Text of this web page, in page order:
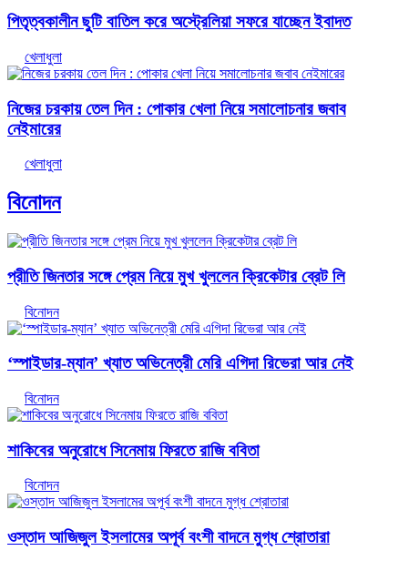
পিতৃত্বকালীন ছুটি বাতিল করে অস্ট্রেলিয়া সফরে যাচ্ছেন ইবাদত
খেলাধুলা
নিজের চরকায় তেল দিন : পোকার খেলা নিয়ে সমালোচনার জবাব
নেইমারের
খেলাধুলা
বিনোদন
প্রীতি জিনতার সঙ্গে প্রেম নিয়ে মুখ খুললেন ক্রিকেটার ব্রেট লি
বিনোদন
‘স্পাইডার-ম্যান’ খ্যাত অভিনেত্রী মেরি এগিদা রিভেরা আর নেই
বিনোদন
শাকিবের অনুরোধে সিনেমায় ফিরতে রাজি ববিতা
বিনোদন
ওস্তাদ আজিজুল ইসলামের অপূর্ব বংশী বাদনে মুগ্ধ শ্রোতারা